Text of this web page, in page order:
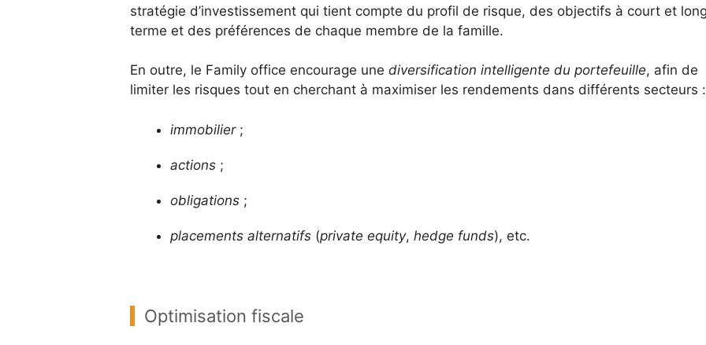
stratégie d’investissement qui tient compte du profil de risque, des objectifs à court et long
terme et des préférences de chaque membre de la famille.
En outre, le Family office encourage une diversification intelligente du portefeuille, afin de
limiter les risques tout en cherchant à maximiser les rendements dans différents secteurs :
immobilier;
actions;
obligations;
placements alternatifs(private equity, hedge funds), etc.
Optimisation fiscale